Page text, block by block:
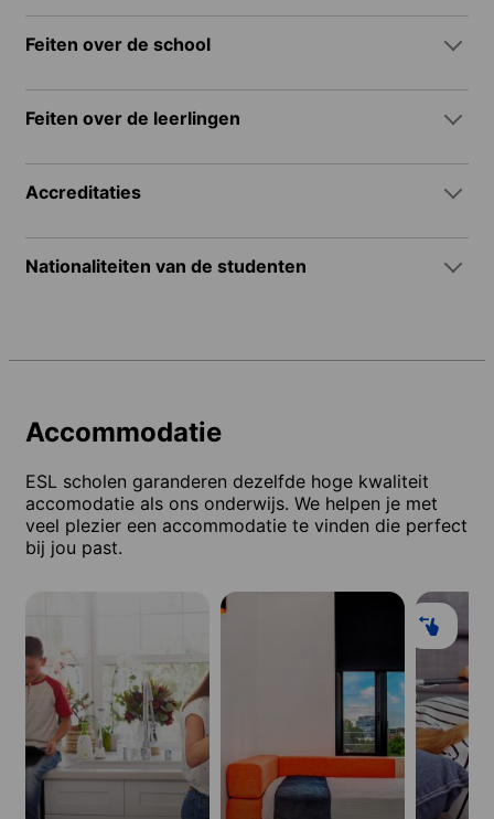
Feiten over de school
Feiten over de leerlingen
Accreditaties
Nationaliteiten van de studenten
Accommodatie
ESL scholen garanderen dezelfde hoge kwaliteit
accomodatie als ons onderwijs. We helpen je met
veel plezier een accommodatie te vinden die perfect
bij jou past.